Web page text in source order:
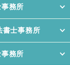
務所
書士事務所
務所